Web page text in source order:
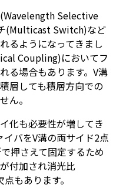
Selective
(Multicast Switch)など
るようになってきまし
Coupling)においてフ
る場合もあります。V溝
層しても積層方向での
ん。
化も必要性が増してき
バをV溝の両サイド2点
押さえて固定するため
付加され消光比
もあります。